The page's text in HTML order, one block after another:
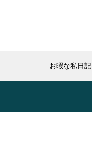
お暇な私日記